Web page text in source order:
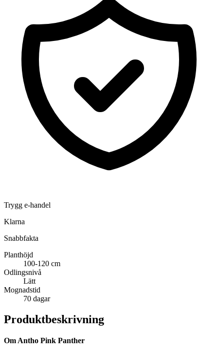
Trygg e-handel
Klarna
Snabbfakta
Planthöjd
100-120 cm
Odlingsnivå
Lätt
Mognadstid
70 dagar
Produktbeskrivning
Om Antho Pink Panther